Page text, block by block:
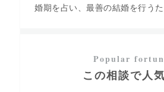
婚期を占い、最善の結婚を行う
この相談で人